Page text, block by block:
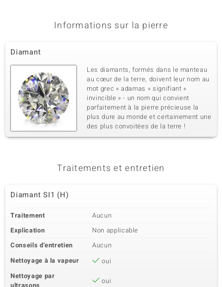
Informations sur la pierre
Diamant
Les diamants, formés dans le manteau
au cœur de la terre, doivent leur nom au
mot grec « adamas » signifiant «
invincible » - un nom qui convient
parfaitement à la pierre précieuse la
plus dure au monde et certainement une
des plus convoitées de la terre !
Traitements et entretien
Diamant SI1 (H)
Traitement
Aucun
Explication
Non applicable
Conseils d'entretien
Aucun
Nettoyage à la vapeur
oui
Nettoyage par
oui